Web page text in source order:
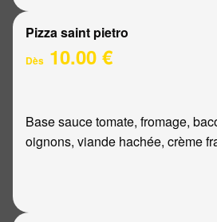
Pizza saint pietro
Dès 10.00 €
Base sauce tomate, fromage,
oignons, viande hachée, crème